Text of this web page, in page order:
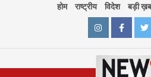
होम राष्ट्रीय विदेश बड़ी
Instagram